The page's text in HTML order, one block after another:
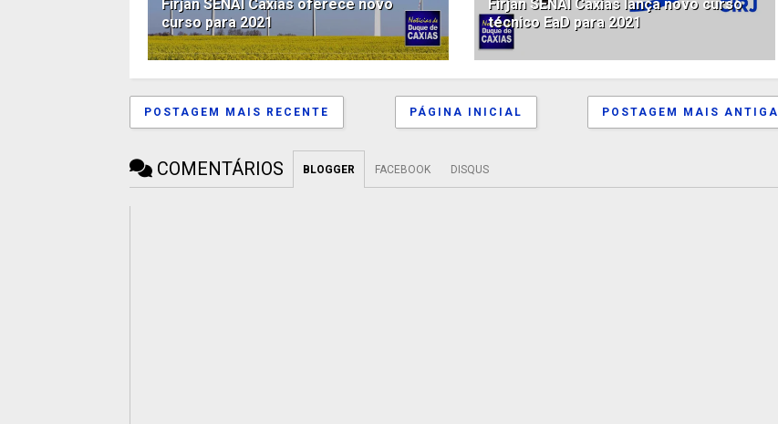
Firjan SENAI Caxias oferece novo
curso para 2021
Firjan SENAI Caxias lança novo curso
técnico EaD para 2021
POSTAGEM MAIS RECENTE POSTAGEM MAIS ANTIGA
PÁGINA INICIAL
COMENTÁRIOS BLOGGER FACEBOOK DISQUS